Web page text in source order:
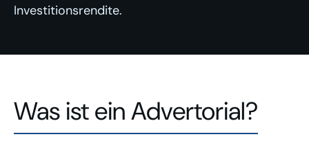
Investitionsrendite.
Was ist ein Advertorial?